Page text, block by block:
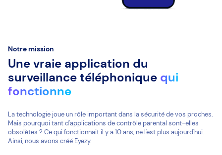
Notre mission
Une vraie application du
surveillance téléphonique qui
fonctionne
La technologie joue un rôle important dans la sécurité de vos proches.
Mais pourquoi tant d'applications de contrôle parental sont-elles
obsolètes ? Ce qui fonctionnait il y a 10 ans, ne l'est plus aujourd'hui.
Ainsi, nous avons créé Eyezy.